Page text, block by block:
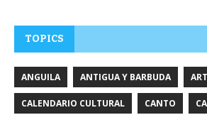
TOPICS
ANGUILA ANTIGUA Y BARBUDA
CALENDARIO CULTURAL CANTO